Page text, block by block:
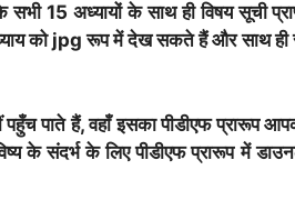
सभी 15 अध्यायों केसाथ ही विषय सूची
को jpg रूप में देख सकते हैं और साथ ही
पाते हैं, वहाँ इसका पीडीएफ प्रारूप
के संदर्भ के लिए पीडीएफ प्रारूप में